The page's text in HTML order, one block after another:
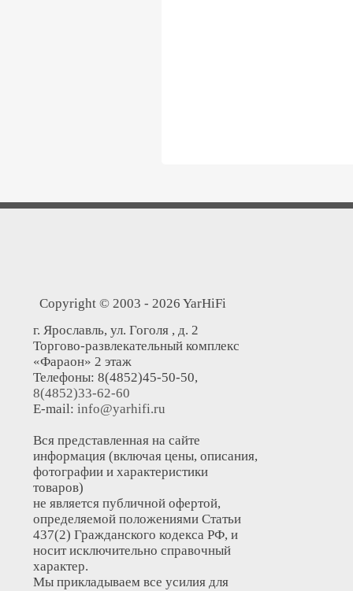
Copyright © 2003 - 2026 YarHiFi
г. Ярославль, ул. Гоголя , д. 2
Торгово-развлекательный комплекс
«Фараон» 2 этаж
Телефоны: 8(4852)45-50-50,
8(4852)33-62-60
E-mail: info@yarhifi.ru
Вся представленная на сайте
информация (включая цены, описания,
фотографии и характеристики
товаров)
не является публичной офертой,
определяемой положениями Статьи
437(2) Гражданского кодекса РФ, и
носит исключительно справочный
характер.
Мы прикладываем все усилия для